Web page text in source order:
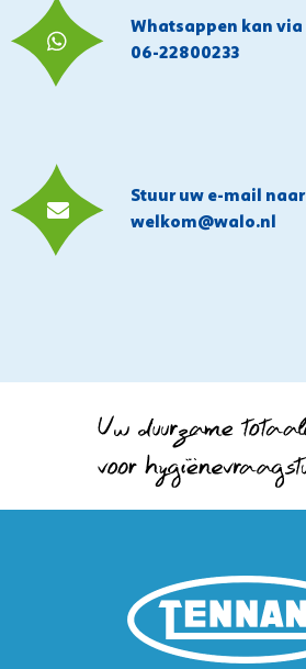
Whatsappen kan via
06-22800233
Stuur uw e-mail naar
welkom@walo.nl